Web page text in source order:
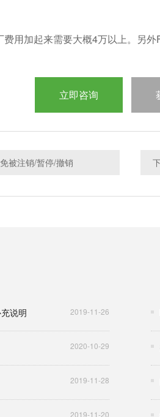
用加起来需要大概4万以上。另
立即咨询
被注销/暂停/撤销
说明 2019-11-26
2020-10-29
2019-11-28
2019-11-20